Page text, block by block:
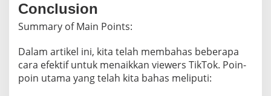
Conclusion
Summary of Main Points:
Dalam artikel ini, kita telah membahas beberapa
cara efektif untuk menaikkan viewers TikTok. Poin-
poin utama yang telah kita bahas meliputi: